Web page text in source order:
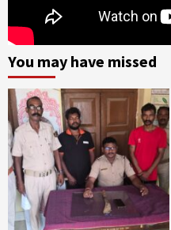
You may have missed